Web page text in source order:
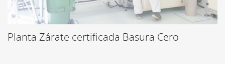
Planta Zárate certificada Basura Cero